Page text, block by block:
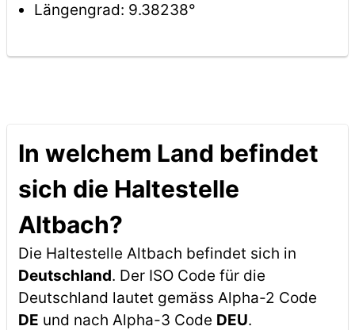
Längengrad: 9.38238°
In welchem Land befindet
sich die Haltestelle
Altbach?
Die Haltestelle Altbach befindet sich in
Deutschland. Der ISO Code für die
Deutschland lautet gemäss Alpha-2 Code
DE und nach Alpha-3 Code DEU.